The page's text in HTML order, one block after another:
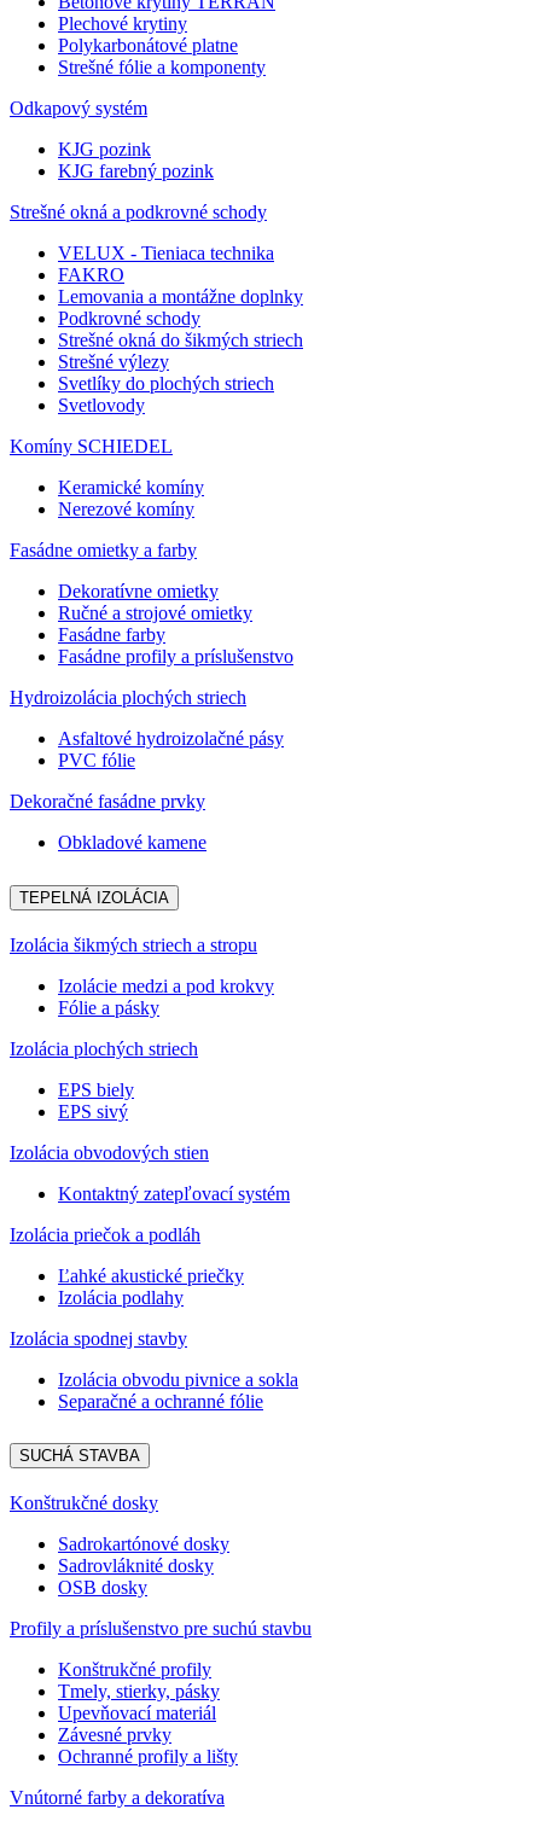
Plechové krytiny
Polykarbonátové platne
Strešné fólie a komponenty
Odkapový systém
KJG pozink
KJG farebný pozink
Strešné okná a podkrovné schody
VELUX - Tieniaca technika
FAKRO
Lemovania a montážne doplnky
Podkrovné schody
Strešné okná do šikmých striech
Strešné výlezy
Svetlíky do plochých striech
Svetlovody
Komíny SCHIEDEL
Keramické komíny
Nerezové komíny
Fasádne omietky a farby
Dekoratívne omietky
Ručné a strojové omietky
Fasádne farby
Fasádne profily a príslušenstvo
Hydroizolácia plochých striech
Asfaltové hydroizolačné pásy
PVC fólie
Dekoračné fasádne prvky
Obkladové kamene
TEPELNÁ IZOLÁCIA
Izolácia šikmých striech a stropu
Izolácie medzi a pod krokvy
Fólie a pásky
Izolácia plochých striech
EPS biely
EPS sivý
Izolácia obvodových stien
Kontaktný zatepľovací systém
Izolácia priečok a podláh
Ľahké akustické priečky
Izolácia podlahy
Izolácia spodnej stavby
Izolácia obvodu pivnice a sokla
Separačné a ochranné fólie
SUCHÁ STAVBA
Konštrukčné dosky
Sadrokartónové dosky
Sadrovláknité dosky
OSB dosky
Profily a príslušenstvo pre suchú stavbu
Konštrukčné profily
Tmely, stierky, pásky
Upevňovací materiál
Závesné prvky
Ochranné profily a lišty
Vnútorné farby a dekoratíva